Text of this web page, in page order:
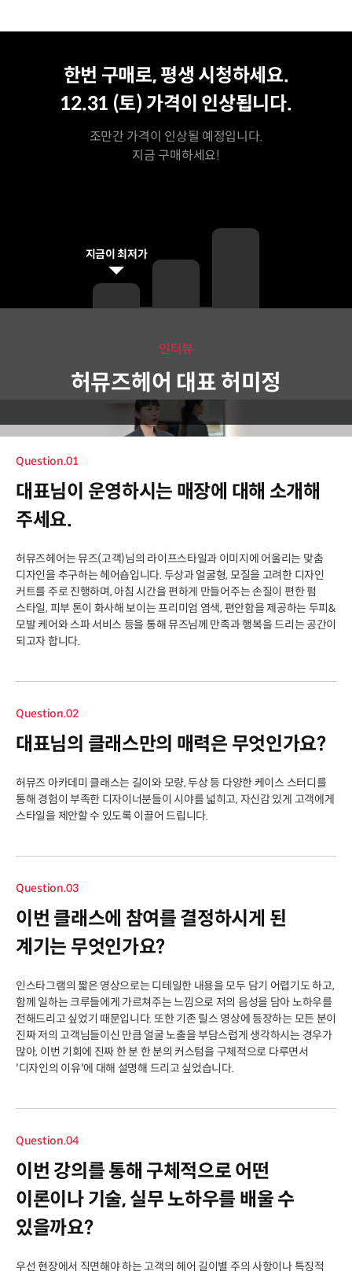
한번 구매로, 평생 시청하세요.
12.31 (토) 가격이 인상됩니다.
조만간 가격이 인상될 예정입니다.
지금 구매하세요!
지금이 최저가
인터뷰
허뮤즈헤어 대표 허미정
Question.01
대표님이 운영하시는 매장에 대해 소개해
주세요.
허뮤즈헤어는 뮤즈(고객)님의 라이프스타일과 이미지에 어울리는 맞춤
디자인을 추구하는 헤어숍입니다. 두상과 얼굴형, 모질을 고려한 디자인
커트를 주로 진행하며, 아침 시간을 편하게 만들어주는 손질이 편한 펌
스타일, 피부 톤이 화사해 보이는 프리미엄 염색, 편안함을 제공하는 두피&
모발 케어와 스파 서비스 등을 통해 뮤즈님께 만족과 행복을 드리는 공간이
되고자 합니다.
Question.02
대표님의 클래스만의 매력은 무엇인가요?
허뮤즈 아카데미 클래스는 길이와 모량, 두상 등 다양한 케이스 스터디를
통해 경험이 부족한 디자이너분들이 시야를 넓히고, 자신감 있게 고객에게
스타일을 제안할 수 있도록 이끌어 드립니다.
Question.03
이번 클래스에 참여를 결정하시게 된
계기는 무엇인가요?
인스타그램의 짧은 영상으로는 디테일한 내용을 모두 담기 어렵기도 하고,
함께 일하는 크루들에게 가르쳐주는 느낌으로 저의 음성을 담아 노하우를
전해드리고 싶었기 때문입니다. 또한 기존 릴스 영상에 등장하는 모든 분이
진짜 저의 고객님들이신 만큼 얼굴 노출을 부담스럽게 생각하시는 경우가
많아, 이번 기회에 진짜 한 분 한 분의 커스텀을 구체적으로 다루면서
'디자인의 이유'에 대해 설명해 드리고 싶었습니다.
Question.04
이번 강의를 통해 구체적으로 어떤
이론이나 기술, 실무 노하우를 배울 수
있을까요?
우선 현장에서 직면해야 하는 고객의 헤어 길이별 주의 사항이나 특징적